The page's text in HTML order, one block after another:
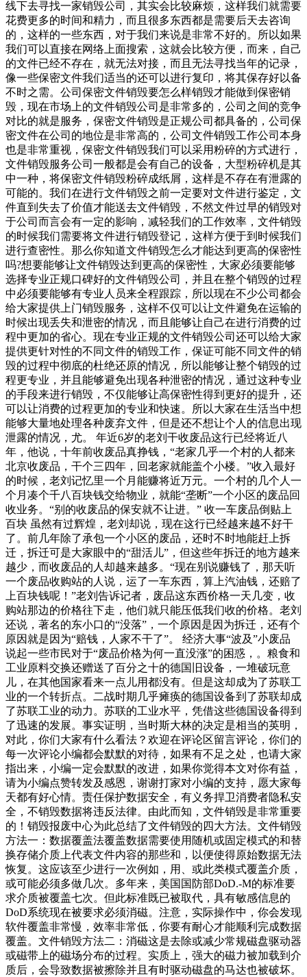
线下去寻找一家销毁公司，其实会比较麻烦，这样我们就需要
花费更多的时间和精力，而且很多东西都是需要后天去咨询
的，这样的一些东西，对于我们来说是非常不好的。所以如果
我们可以直接在网络上面搜索，这就会比较方便，而来，自己
的文件已经不存在，就无法对接，而且无法寻找当年的记录，
像一些保密文件我们适当的还可以进行复印，将其保存好以备
不时之需。公司保密文件销毁要怎么样销毁才能做到保密销
毁，现在市场上的文件销毁公司是非常多的，公司之间的竞争
对比的就是服务，保密文件销毁是正规公司都具备的，公司保
密文件在公司的地位是非常高的，公司文件销毁工作公司本身
也是非常重视，保密文件销毁我们可以采用粉碎的方式进行，
文件销毁服务公司一般都是会有自己的设备，大型粉碎机是其
中一种，将保密文件销毁粉碎成纸屑，这样是不存在有泄露的
可能的。我们在进行文件销毁之前一定要对文件进行鉴定，文
件直到失去了价值才能送去文件销毁，不然文件过早的销毁对
于公司而言会有一定的影响，减轻我们的工作效率，文件销毁
的时候我们需要将文件进行销毁登记，这样方便于到时候我们
进行查密性。那么你知道文件销毁怎么才能达到更高的保密性
吗?想要能够让文件销毁达到更高的保密性，大家必须要能够
选择专业正规口碑好的文件销毁公司，并且在整个销毁的过程
中必须要能够有专业人员来全程跟踪，所以现在不少公司都会
给大家提供上门销毁服务，这样不仅可以让文件避免在运输的
时候出现丢失和泄密的情况，而且能够让自己在进行消费的过
程中更加的省心。现在专业正规的文件销毁公司还可以给大家
提供更针对性的不同文件的销毁工作，保证可能不同文件的销
毁的过程中彻底的杜绝还原的情况，所以能够让整个销毁的过
程更专业，并且能够避免出现各种泄密的情况，通过这种专业
的手段来进行销毁，不仅能够让高保密性得到更好的提升，还
可以让消费的过程更加的专业和快速。所以大家在生活当中想
能够大量地处理各种废弃文件，但是还不想让个人的信息出现
泄露的情况，尤。 年近6岁的老刘干收废品这行已经将近八
年，他说，十年前收废品真挣钱，“老家几乎一个村的人都来
北京收废品，干个三四年，回老家就能盖个小楼。”收入最好
的时候，老刘记忆里一个月能赚将近万元。一个村的几个人一
个月凑个千八百块钱交给物业，就能“垄断”一个小区的废品回
收业务。“别的收废品的保安就不让进。” 收一车废品倒贴上
百块 虽然有过辉煌，老刘却说，现在这行已经越来越不好干
了。前几年除了承包一个小区的废品，还时不时地能赶上拆
迁，拆迁可是大家眼中的“甜活儿”，但这些年拆迁的地方越来
越少，而收废品的人却越来越多。“现在别说赚钱了，那天听
一个废品收购站的人说，运了一车东西，算上汽油钱，还赔了
上百块钱呢！”老刘告诉记者，废品这东西价格一天几变，收
购站那边的价格往下走，他们就只能压低我们收的价格。老刘
还说，著名的东小口的“没落”，一个原因是因为拆迁，还有个
原因就是因为“赔钱，人家不干了”。 经济大事“波及”小废品
说起一些市民对于“废品价格为何一直没涨”的困惑，。粮食和
工业原料交换还赠送了百分之十的德国旧设备，一堆破玩意
儿，在其他国家看来一点儿用都没有。但是这却成为了苏联工
业的一个转折点。二战时期几乎瘫痪的德国设备到了苏联却成
了苏联工业的动力。苏联的工业水平，凭借这些德国设备得到
了迅速的发展。事实证明，当时斯大林的决定是相当的英明，
对此，你们大家有什么看法？欢迎在评论区留言评论，你们的
每一次评论小编都会默默的对待，如果有不足之处，也请大家
指出来，小编一定会默默的改进，如果你觉得本文对你有益，
请为小编点赞转发及感恩，谢谢打家对小编的支持，愿大家每
天都有好心情。责任保护数据安全，有义务捍卫消费者隐私安
全，不销毁数据将违反法律。由此而知，文件销毁是非常重要
的！销毁报废中心为此总结了文件销毁的四大方法。文件销毁
方法一：数据覆盖法覆盖数据需要使用随机或固定模式的和替
换存储介质上代表文件内容的那些和，以便使得原始数据无法
恢复。这应该至少进行一次例如，用、或此类模式覆盖介质，
或可能必须多做几次。多年来，美国国防部DoD.-M的标准要
求介质被覆盖七次。但此标准既已被取代，具有敏感信息的
DoD系统现在被要求必须消磁。注意，实际操作中，你会发现
软件覆盖非常慢，效率非常低，你要有耐心才能顺利完成数据
覆盖。文件销毁方法二：消磁这是去除或减少常规磁盘驱动器
或磁带上的磁场分布的过程。实质上，强大的磁力被加载到介
质后，会导致数据被擦除并且有时驱动磁盘的马达也被破坏。